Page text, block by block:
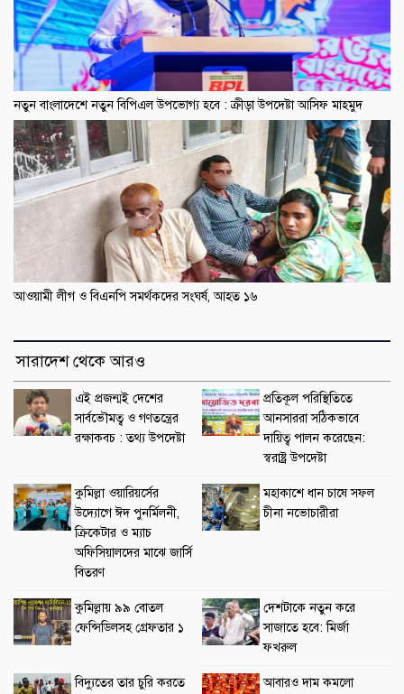
নতুন বাংলাদেশে নতুন বিপিএল উপভোগ্য হবে : ক্রীড়া উপদেষ্টা আসিফ মাহমুদ
আওয়ামী লীগ ও বিএনপি সমর্থকদের সংঘর্ষ, আহত ১৬
সারাদেশ থেকে আরও
এই প্রজন্মই দেশের
সার্বভৌমত্ব ও গণতন্ত্রের
রক্ষাকবচ : তথ্য উপদেষ্টা
প্রতিকূল পরিস্থিতিতে
আনসাররা সঠিকভাবে
দায়িত্ব পালন করেছেন:
স্বরাষ্ট্র উপদেষ্টা
কুমিল্লা ওয়ারিয়র্সের
উদ্যোগে ঈদ পুনর্মিলনী,
ক্রিকেটার ও ম্যাচ
অফিসিয়ালদের মাঝে জার্সি
বিতরণ
মহাকাশে ধান চাষে সফল
চীনা নভোচারীরা
কুমিল্লায় ৯৯ বোতল
ফেন্সিডিলসহ গ্রেফতার ১
দেশটাকে নতুন করে
সাজাতে হবে: মির্জা
ফখরুল
বিদ্যুতের তার চুরি করতে
আবারও দাম কমলো